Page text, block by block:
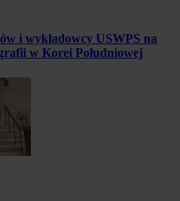
i wykładowcy USWPS na
w Korei Południowej